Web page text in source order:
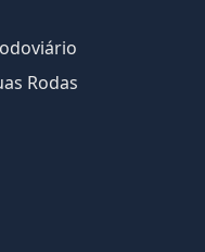
Rodas